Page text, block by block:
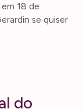
18 de
se quiser
do